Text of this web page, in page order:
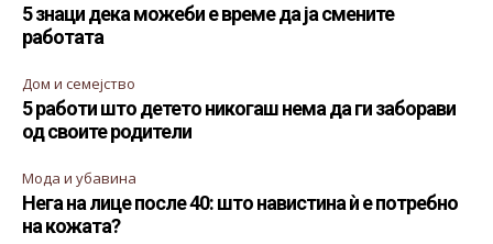
5 знаци дека можеби е време да ја смените
работата
Дом и семејство
5 работи што детето никогаш нема да ги заборави
од своите родители
Мода и убавина
Нега на лице после 40: што навистина ѝ е потребно
на кожата?